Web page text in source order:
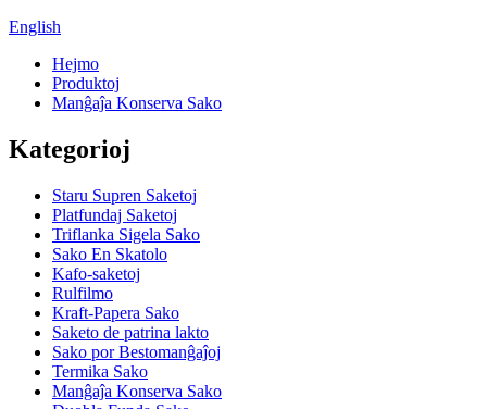
English
Hejmo
Produktoj
Manĝaĵa Konserva Sako
Kategorioj
Staru Supren Saketoj
Platfundaj Saketoj
Triflanka Sigela Sako
Sako En Skatolo
Kafo-saketoj
Rulfilmo
Kraft-Papera Sako
Saketo de patrina lakto
Sako por Bestomanĝaĵoj
Termika Sako
Manĝaĵa Konserva Sako